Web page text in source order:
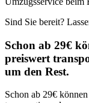
Sind Sie bereit?
Schon ab 29€
preiswert
um den Rest.
Schon ab 29€